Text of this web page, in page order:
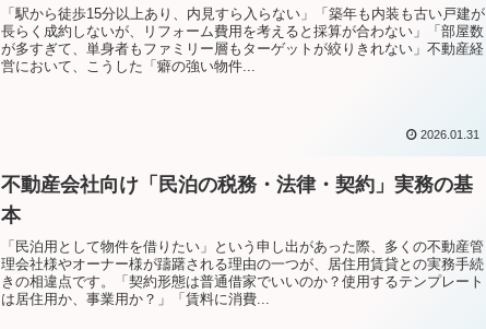
「駅から徒歩15分以上あり、内見すら入らない」「築年も内装も古い戸建が
長らく成約しないが、リフォーム費用を考えると採算が合わない」「部屋数
が多すぎて、単身者もファミリー層もターゲットが絞りきれない」不動産経
営において、こうした「癖の強い物件...
2026.01.31
不動産会社向け「民泊の税務・法律・契約」実務の基
本
「民泊用として物件を借りたい」という申し出があった際、多くの不動産管
理会社様やオーナー様が躊躇される理由の一つが、居住用賃貸との実務手続
きの相違点です。「契約形態は普通借家でいいのか？使用するテンプレート
は居住用か、事業用か？」「賃料に消費...